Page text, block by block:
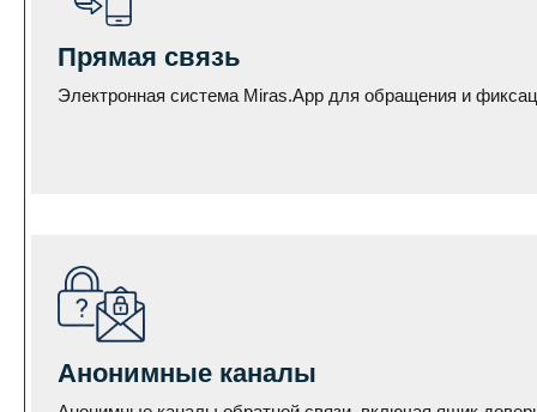
Прямая связь
Электронная система Miras.App для обращения и
Анонимные каналы